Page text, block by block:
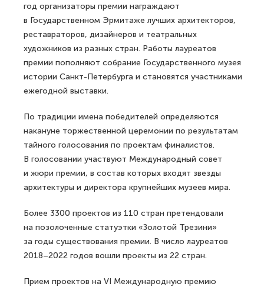
год организаторы премии награждают
в Государственном Эрмитаже лучших архитекторов,
реставраторов, дизайнеров и театральных
художников из разных стран. Работы лауреатов
премии пополняют собрание Государственного музея
истории Санкт-Петербурга и становятся участниками
ежегодной выставки.
По традиции имена победителей определяются
накануне торжественной церемонии по результатам
тайного голосования по проектам финалистов.
В голосовании участвуют Международный совет
и жюри премии, в состав которых входят звезды
архитектуры и директора крупнейших музеев мира.
Более 3300 проектов из 110 стран претендовали
на позолоченные статуэтки «Золотой Трезини»
за годы существования премии. В число лауреатов
2018–2022 годов вошли проекты из 22 стран.
Прием проектов на VI Международную премию